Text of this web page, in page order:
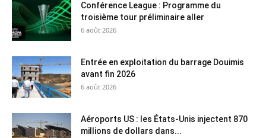
Conférence League : Programme du
troisième tour préliminaire aller
6 août 2026
Entrée en exploitation du barrage Douimis
avant fin 2026
6 août 2026
Aéroports US : les États-Unis injectent 870
millions de dollars dans...